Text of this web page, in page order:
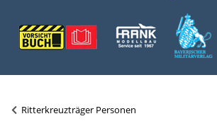
Ritterkreuzträger Personen